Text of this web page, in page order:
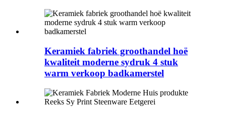
Keramiek fabriek groothandel hoë
kwaliteit moderne sydruk 4 stuk
warm verkoop badkamerstel